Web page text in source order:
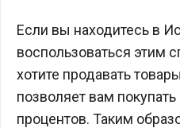
Если вы находитесь в
воспользоваться этим
хотите продавать
позволяет вам
процентов. Таким